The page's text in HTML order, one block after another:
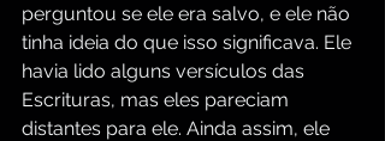
perguntou se ele era salvo, e ele não
tinha ideia do que isso significava. Ele
havia lido alguns versículos das
Escrituras, mas eles pareciam
distantes para ele. Ainda assim, ele